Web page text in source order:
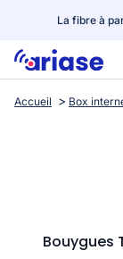
La fibre à
Box internet
Accueil Box
Bouygues